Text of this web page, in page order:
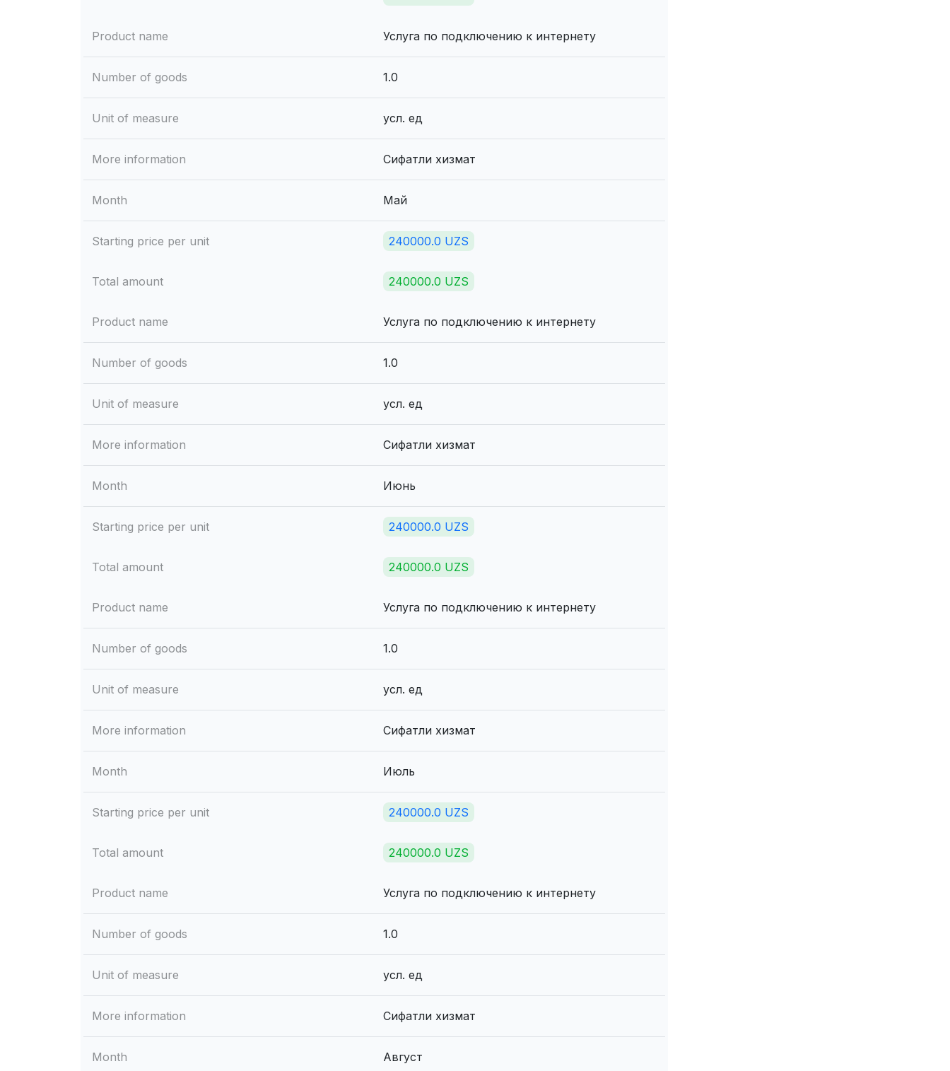
Product name Услуга по подключению к интернету
Number of goods 1.0
Unit of measure усл. ед
More information Сифатли хизмат
Month Май
Starting price per unit 240000.0 UZS
Total amount 240000.0 UZS
Product name Услуга по подключению к интернету
Number of goods 1.0
Unit of measure усл. ед
More information Сифатли хизмат
Month Июнь
Starting price per unit 240000.0 UZS
Total amount 240000.0 UZS
Product name Услуга по подключению к интернету
Number of goods 1.0
Unit of measure усл. ед
More information Сифатли хизмат
Month Июль
Starting price per unit 240000.0 UZS
Total amount 240000.0 UZS
Product name Услуга по подключению к интернету
Number of goods 1.0
Unit of measure усл. ед
More information Сифатли хизмат
Month Август